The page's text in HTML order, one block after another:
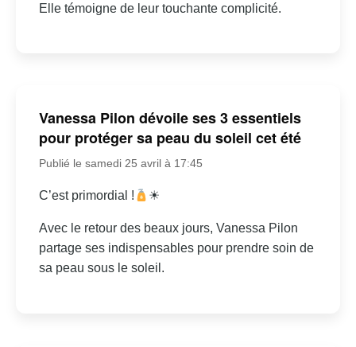
Elle témoigne de leur touchante complicité.
Vanessa Pilon dévoile ses 3 essentiels
pour protéger sa peau du soleil cet été
Publié le samedi 25 avril à 17:45
C’est primordial ! ☀
Avec le retour des beaux jours, Vanessa Pilon
partage ses indispensables pour prendre soin de
sa peau sous le soleil.